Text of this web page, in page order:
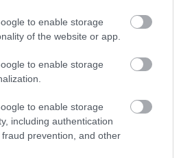
to enable storage
of the website or app.
to enable storage
to enable storage
including authentication
prevention, and other
είτε χρονία. Είναι ουσιαστικά ο
ανάμεσα στις πλευρές και στην
είτε χειρουργικών και
η έξω στην κοιλιά . Είναι